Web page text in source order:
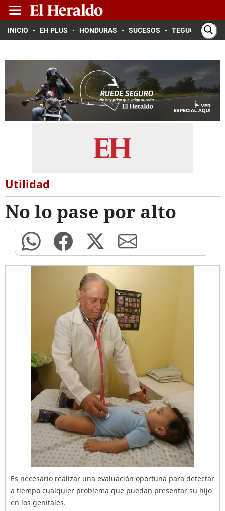
INICIO EH PLUS HONDURAS SUCESOS TEGUCIGALPA
Utilidad
No lo pase por alto
Es necesario realizar una evaluación oportuna para detectar
a tiempo cualquier problema que puedan presentar su hijo
en los genitales.